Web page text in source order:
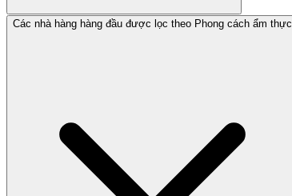
Các nhà hàng hàng đầu được lọc theo Phong cách ẩm thực